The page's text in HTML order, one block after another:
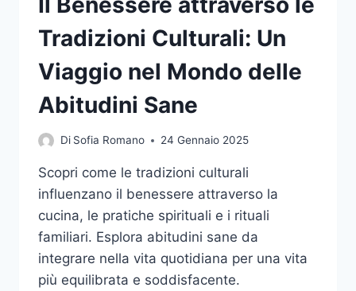
Tradizioni Culturali: Un
Viaggio nel Mondo delle
Abitudini Sane
Di Sofia Romano 24 Gennaio 2025
Scopri come le tradizioni culturali
influenzano il benessere attraverso la
cucina, le pratiche spirituali e i rituali
familiari. Esplora abitudini sane da
integrare nella vita quotidiana per una vita
più equilibrata e soddisfacente.